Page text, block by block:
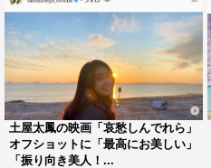
土屋太鳳の映画「哀愁しんでれら」
オフショットに「最高にお美しい」
「振り向き美人！...